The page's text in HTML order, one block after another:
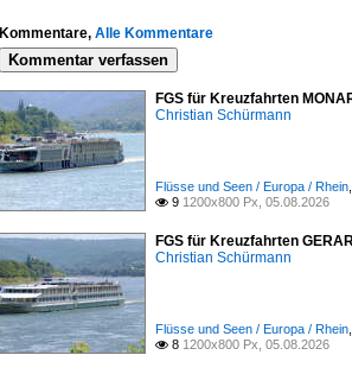
Kommentare, Alle Kommentare
Kommentar verfassen
FGS für Kreuzfahrten
Christian Schürmann
Flüsse und Seen / Europa / Rhein
 9 1200x800 Px, 05.08.2026
FGS für Kreuzfahrten
Christian Schürmann
Flüsse und Seen / Europa / Rhein
 8 1200x800 Px, 05.08.2026